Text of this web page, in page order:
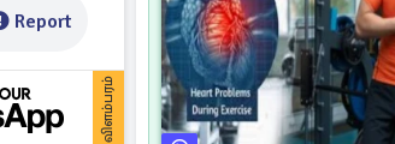
Report
விளம்பரம்